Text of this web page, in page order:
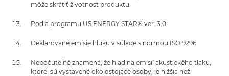
môže skrátiť životnosť produktu.
Podľa programu US ENERGY STAR® ver. 3.0.
Deklarované emisie hluku v súlade s normou ISO 9296
Nepočuteľné znamená, že hladina emisií akustického tlaku,
ktorej sú vystavené okolostojace osoby, je nižšia než